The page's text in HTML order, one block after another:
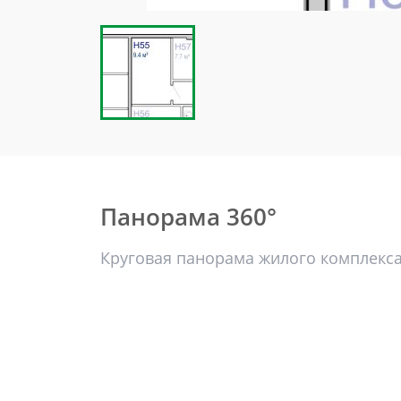
Панорама 360°
Круговая панорама жилого